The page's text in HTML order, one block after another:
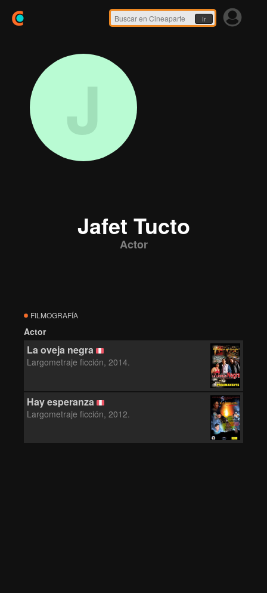
Ir
J
Jafet Tucto
Actor
FILMOGRAFÍA
Actor
La oveja negra
Largometraje ficción, 2014.
Hay esperanza
Largometraje ficción, 2012.